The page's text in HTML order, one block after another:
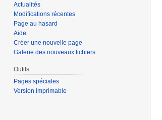
Actualités
Modifications récentes
Page au hasard
Aide
Créer une nouvelle page
Galerie des nouveaux fichiers
Outils
Pages spéciales
Version imprimable